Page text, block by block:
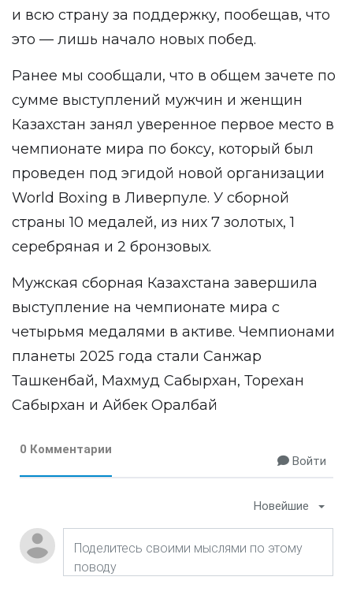
и всю страну за поддержку, пообещав, что
это — лишь начало новых побед.
Ранее мы сообщали, что в общем зачете по
сумме выступлений мужчин и женщин
Казахстан занял уверенное первое место в
чемпионате мира по боксу, который был
проведен под эгидой новой организации
World Boxing в Ливерпуле. У сборной
страны 10 медалей, из них 7 золотых, 1
серебряная и 2 бронзовых.
Мужская сборная Казахстана завершила
выступление на чемпионате мира с
четырьмя медалями в активе. Чемпионами
планеты 2025 года стали Санжар
Ташкенбай, Махмуд Сабырхан, Торехан
Сабырхан и Айбек Оралбай
0 Комментарии
Войти
Новейшие